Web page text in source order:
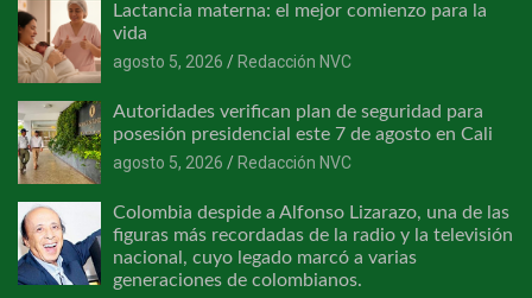
Lactancia materna: el mejor comienzo para la
vida
agosto 5, 2026
Redacción NVC
Autoridades verifican plan de seguridad para
posesión presidencial este 7 de agosto en Cali
agosto 5, 2026
Redacción NVC
Colombia despide a Alfonso Lizarazo, una de las
figuras más recordadas de la radio y la televisión
nacional, cuyo legado marcó a varias
generaciones de colombianos.